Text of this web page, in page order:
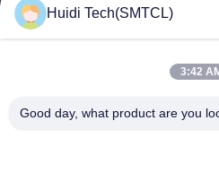
Produtos
Vídeos
Fábrica
Huidi Tech(SMTCL)
3:42
Good day, what product are you